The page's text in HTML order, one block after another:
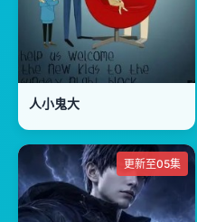
人小鬼大
更新至05集